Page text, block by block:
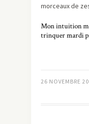
morceaux de
Mon intuition
trinquer mardi
26 NOVEMBRE